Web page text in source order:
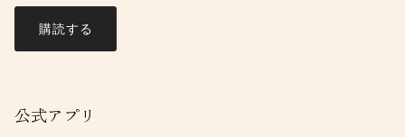
購読する
公式アプリ